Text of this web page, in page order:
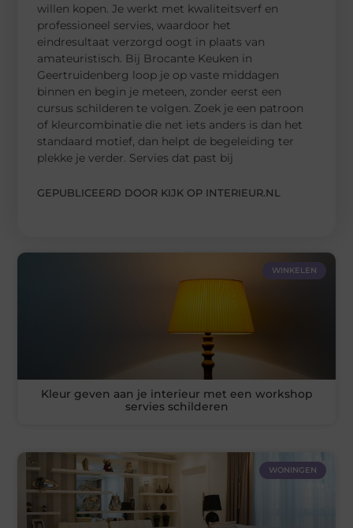
willen kopen. Je werkt met kwaliteitsverf en
professioneel servies, waardoor het
eindresultaat verzorgd oogt in plaats van
amateuristisch. Bij Brocante Keuken in
Geertruidenberg loop je op vaste middagen
binnen en begin je meteen, zonder eerst een
cursus schilderen te volgen. Zoek je een patroon
of kleurcombinatie die net iets anders is dan het
standaard motief, dan helpt de begeleiding ter
plekke je verder. Servies dat past bij
GEPUBLICEERD DOOR KIJK OP INTERIEUR.NL
WINKELEN
Kleur geven aan je interieur met een workshop
servies schilderen
WONINGEN